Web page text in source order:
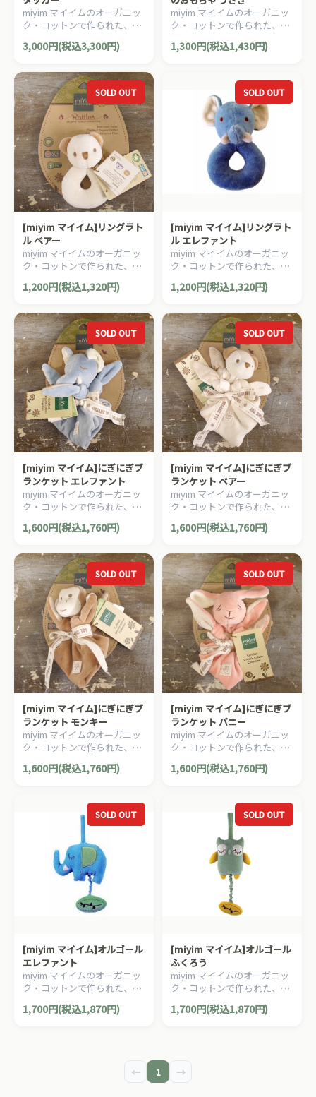
miyim マイイムのオーガニッ
ク・コットンで作られた、ア
クティビティトーイ モンキー
スタッカーです。
3,000円(税込3,300円)
miyim マイイムのオーガニッ
ク・コットンで作られた、ス
トローラートーイ（ベビーカ
ーのおもちゃ）です。
1,300円(税込1,430円)
SOLD OUT
[miyim マイイム]リングラト
ル ベアー
miyim マイイムのオーガニッ
ク・コットンで作られた、リ
ングラトルです。
1,200円(税込1,320円)
SOLD OUT
[miyim マイイム]リングラト
ル エレファント
miyim マイイムのオーガニッ
ク・コットンで作られた、リ
ングラトルです。
1,200円(税込1,320円)
SOLD OUT
[miyim マイイム]にぎにぎブ
ランケット エレファント
miyim マイイムのオーガニッ
ク・コットンで作られた、に
ぎにぎブランケットです。
1,600円(税込1,760円)
SOLD OUT
[miyim マイイム]にぎにぎブ
ランケット ベアー
miyim マイイムのオーガニッ
ク・コットンで作られた、に
ぎにぎブランケットです。
1,600円(税込1,760円)
SOLD OUT
[miyim マイイム]にぎにぎブ
ランケット モンキー
miyim マイイムのオーガニッ
ク・コットンで作られた、に
ぎにぎブランケットです。
1,600円(税込1,760円)
SOLD OUT
[miyim マイイム]にぎにぎブ
ランケット バニー
miyim マイイムのオーガニッ
ク・コットンで作られた、に
ぎにぎブランケットです。
1,600円(税込1,760円)
SOLD OUT
[miyim マイイム]オルゴール
エレファント
miyim マイイムのオーガニッ
ク・コットンで作られた、オ
ルゴール エレファントです。
1,700円(税込1,870円)
SOLD OUT
[miyim マイイム]オルゴール
ふくろう
miyim マイイムのオーガニッ
ク・コットンで作られた、オ
ルゴール ふくろうです。
1,700円(税込1,870円)
← 1 →